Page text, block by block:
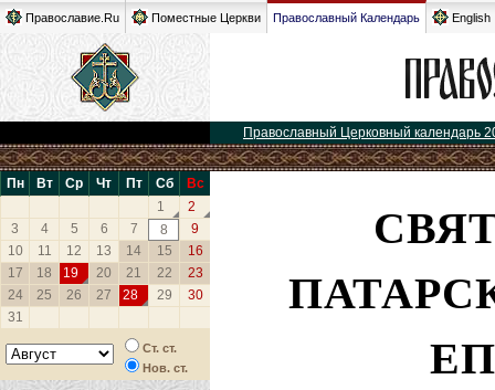
Православие.Ru Поместные Церкви Православный Календарь English
Православный Церковный календарь
Пн Вт Ср Чт Пт Сб
Вс
1
2
3
4 5 6 7 8
9
10
11 12 13 14 15
16
17
18 19 20 21 22
23
24
25 26 27 28 29
30
31
Ст. ст.
Нов. ст.